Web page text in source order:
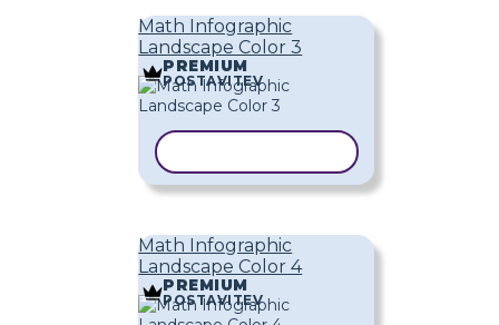
Math Infographic
Landscape Color 3
PREMIUM
POSTAVITEV
Math Infographic
Landscape Color 4
PREMIUM
POSTAVITEV